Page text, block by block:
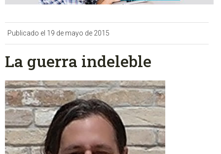
Publicado el 19 de mayo de 2015
La guerra indeleble